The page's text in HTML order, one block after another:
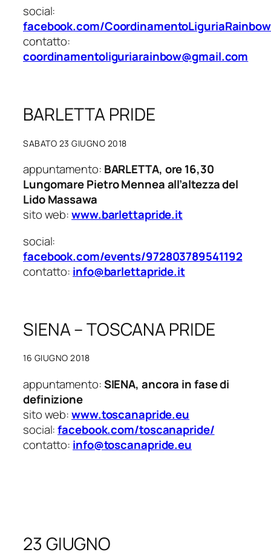
social:
facebook.com/
contatto:
coordinamentoliguriarainbow@gmail.com
BARLETTA PRIDE
SABATO 23 GIUGNO 2018
appuntamento: BARLETTA, ore 16,30
Lungomare Pietro Mennea all’altezza del
Lido Massawa
sito web:www.barlettapride.it
social:
facebook.com/events/972803789541192
contatto: info@barlettapride.it
SIENA – TOSCANA PRIDE
16 GIUGNO 2018
appuntamento:SIENA, ancora in fase di
definizione
sito web:www.toscanapride.eu
social:facebook.com/toscanapride/
contatto: info@toscanapride.eu
23 GIUGNO